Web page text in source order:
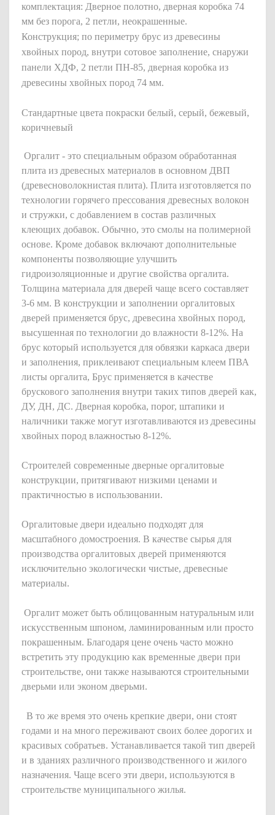
комплектация: Дверное полотно, дверная коробка 74
мм без порога, 2 петли, неокрашенные.
Конструкция; по периметру брус из древесины
хвойных пород, внутри сотовое заполнение, снаружи
панели ХДФ, 2 петли ПН-85, дверная коробка из
древесины хвойных пород 74 мм.
Стандартные цвета покраски белый, серый, бежевый,
коричневый
Оргалит - это специальным образом обработанная
плита из древесных материалов в основном ДВП
(древесноволокнистая плита). Плита изготовляется по
технологии горячего прессования древесных волокон
и стружки, с добавлением в состав различных
клеющих добавок. Обычно, это смолы на полимерной
основе. Кроме добавок включают дополнительные
компоненты позволяющие улучшить
гидроизоляционные и другие свойства оргалита.
Толщина материала для дверей чаще всего составляет
3-6 мм. В конструкции и заполнении оргалитовых
дверей применяется брус, древесина хвойных пород,
высушенная по технологии до влажности 8-12%. На
брус который используется для обвязки каркаса двери
и заполнения, приклеивают специальным клеем ПВА
листы оргалита, Брус применяется в качестве
брускового заполнения внутри таких типов дверей как,
ДУ, ДН, ДС. Дверная коробка, порог, штапики и
наличники также могут изготавливаются из древесины
хвойных пород влажностью 8-12%.
Строителей современные дверные оргалитовые
конструкции, притягивают низкими ценами и
практичностью в использовании.
Оргалитовые двери идеально подходят для
масштабного домостроения. В качестве сырья для
производства оргалитовых дверей применяются
исключительно экологически чистые, древесные
материалы.
Оргалит может быть облицованным натуральным или
искусственным шпоном, ламинированным или просто
покрашенным. Благодаря цене очень часто можно
встретить эту продукцию как временные двери при
строительстве, они также называются строительными
дверьми или эконом дверьми.
В то же время это очень крепкие двери, они стоят
годами и на много переживают своих более дорогих и
красивых собратьев. Устанавливается такой тип дверей
и в зданиях различного производственного и жилого
назначения. Чаще всего эти двери, используются в
строительстве муниципального жилья.